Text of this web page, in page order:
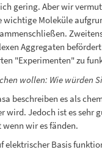
gering. Aber wir
Moleküle
Aggregaten
"Experimenten" zu
wollen: Wie würden
beschreiben es als
Jedoch ist es sehr
wir es fänden.
elektrischer Basis